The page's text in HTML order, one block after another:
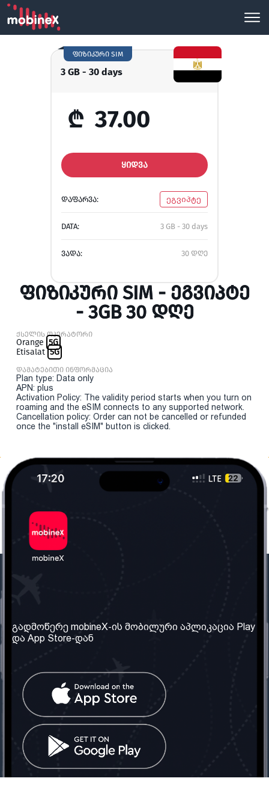
3 GB - 30 days
ფიზიკური SIM
₾ 37.00
ᲧᲘᲓᲕᲐ
ᲓᲐᲤᲐᲠᲕᲐ: ეგვიპტე
DATA: 3 GB - 30 days
ᲕᲐᲓᲐ: 30 დღე
ᲤᲘᲖᲘᲙᲣᲠᲘ SIM - ᲔᲒᲕᲘᲞᲢᲔ
- 3GB 30 ᲓᲦᲔ
ქსელის ოპერატორი
Orange 5G
Etisalat 5G
დამატებითი ინფორმაცია
Plan type: Data only
APN: plus
Activation Policy: The validity period starts when you turn on
roaming and the eSIM connects to any supported network.
Cancellation policy: Order can not be cancelled or refunded
once the "install eSIM" button is clicked.
ჩვენ შესახებ
ჩვენი სერვისები
წესები და პირობები
კითხვები
კონტაქტი
საქართველო: თბილისი
ტელ: 032 2 04 00 50
ელ. ფოსტა:
info@mobinex.ge
სოციალური ქსელი
გადმოწერე mobineX-ის მობილური აპლიკაცია Play
და App Store-დან